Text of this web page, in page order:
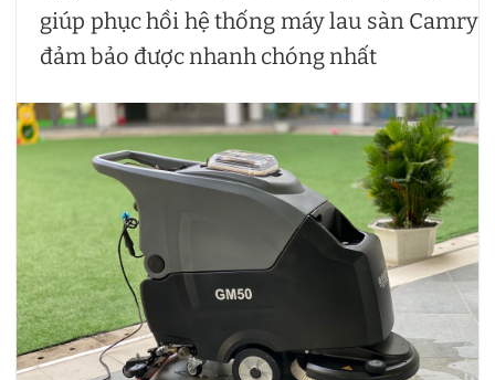
giúp phục hồi hệ thống máy lau sàn Camry
đảm bảo được nhanh chóng nhất